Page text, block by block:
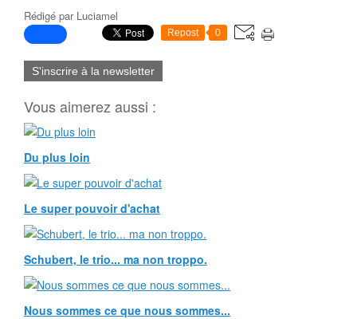
Rédigé par Luciamel
Repost 0
S'inscrire à la newsletter
Vous aimerez aussi :
Du plus loin
Le super pouvoir d'achat
Schubert, le trio... ma non troppo.
Nous sommes ce que nous sommes...